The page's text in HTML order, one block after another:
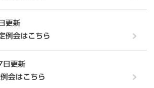
更新
例会はこちら
更新
会はこちら